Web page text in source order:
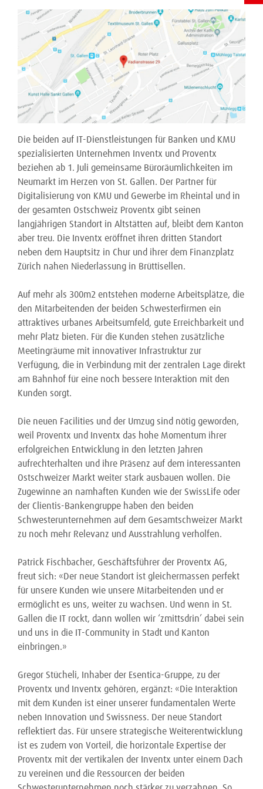
Die beiden auf IT-Dienstleistungen für Banken und KMU
spezialisierten Unternehmen Inventx und Proventx
beziehen ab 1. Juli gemeinsame Büroräumlichkeiten im
Neumarkt im Herzen von St. Gallen. Der Partner für
Digitalisierung von KMU und Gewerbe im Rheintal und in
der gesamten Ostschweiz Proventx gibt seinen
langjährigen Standort in Altstätten auf, bleibt dem Kanton
aber treu. Die Inventx eröffnet ihren dritten Standort
neben dem Hauptsitz in Chur und ihrer dem Finanzplatz
Zürich nahen Niederlassung in Brüttisellen.
Auf mehr als 300m2 entstehen moderne Arbeitsplätze, die
den Mitarbeitenden der beiden Schwesterfirmen ein
attraktives urbanes Arbeitsumfeld, gute Erreichbarkeit und
mehr Platz bieten. Für die Kunden stehen zusätzliche
Meetingräume mit innovativer Infrastruktur zur
Verfügung, die in Verbindung mit der zentralen Lage direkt
am Bahnhof für eine noch bessere Interaktion mit den
Kunden sorgt.
Die neuen Facilities und der Umzug sind nötig geworden,
weil Proventx und Inventx das hohe Momentum ihrer
erfolgreichen Entwicklung in den letzten Jahren
aufrechterhalten und ihre Präsenz auf dem interessanten
Ostschweizer Markt weiter stark ausbauen wollen. Die
Zugewinne an namhaften Kunden wie der SwissLife oder
der Clientis-Bankengruppe haben den beiden
Schwesterunternehmen auf dem Gesamtschweizer Markt
zu noch mehr Relevanz und Ausstrahlung verholfen.
Patrick Fischbacher, Geschäftsführer der Proventx AG,
freut sich: «Der neue Standort ist gleichermassen perfekt
für unsere Kunden wie unsere Mitarbeitenden und er
ermöglicht es uns, weiter zu wachsen. Und wenn in St.
Gallen die IT rockt, dann wollen wir ‘zmittsdrin’ dabei sein
und uns in die IT-Community in Stadt und Kanton
einbringen.»
Gregor Stücheli, Inhaber der Esentica-Gruppe, zu der
Proventx und Inventx gehören, ergänzt: «Die Interaktion
mit dem Kunden ist einer unserer fundamentalen Werte
neben Innovation und Swissness. Der neue Standort
reflektiert das. Für unsere strategische Weiterentwicklung
ist es zudem von Vorteil, die horizontale Expertise der
Proventx mit der vertikalen der Inventx unter einem Dach
zu vereinen und die Ressourcen der beiden